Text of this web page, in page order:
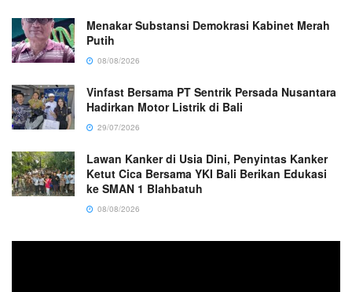
Menakar Substansi Demokrasi Kabinet Merah
Putih
08/08/2026
Vinfast Bersama PT Sentrik Persada Nusantara
Hadirkan Motor Listrik di Bali
29/07/2026
Lawan Kanker di Usia Dini, Penyintas Kanker
Ketut Cica Bersama YKI Bali Berikan Edukasi
ke SMAN 1 Blahbatuh
08/08/2026